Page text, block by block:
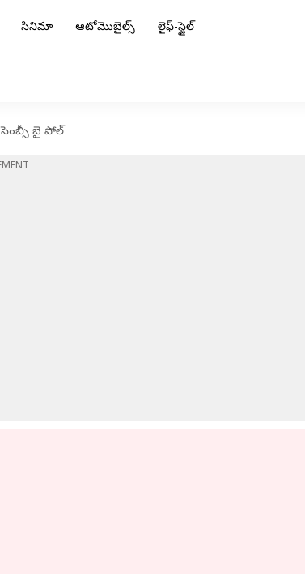
సినిమా ఆటోమొబైల్స్ లైఫ్-స్టైల్
బై పోల్